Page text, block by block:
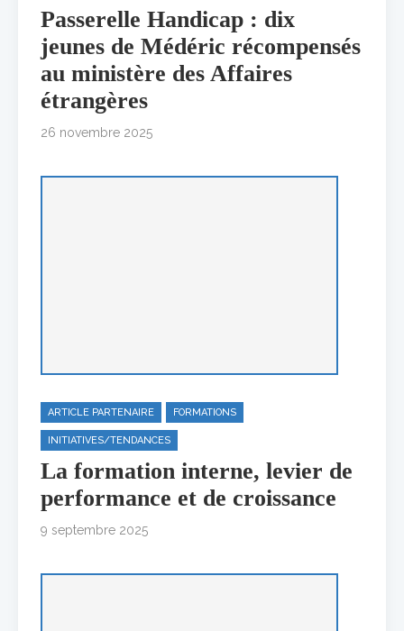
Passerelle Handicap : dix
jeunes de Médéric récompensés
au ministère des Affaires
étrangères
26 novembre 2025
ARTICLE PARTENAIRE FORMATIONS
INITIATIVES/TENDANCES
La formation interne, levier de
performance et de croissance
9 septembre 2025